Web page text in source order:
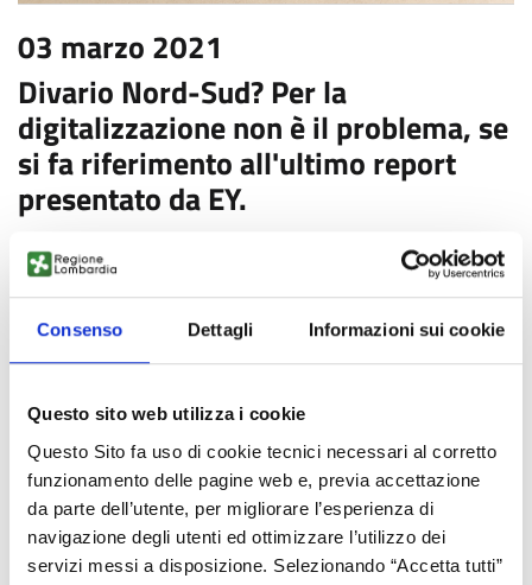
Consenso Dettagli Informazioni sui cookie
Questo sito web utilizza i cookie
Questo Sito fa uso di cookie tecnici necessari al corretto
funzionamento delle pagine web e, previa accettazione
da parte dell’utente, per migliorare l’esperienza di
navigazione degli utenti ed ottimizzare l’utilizzo dei
servizi messi a disposizione. Selezionando “Accetta tutti”
03 marzo 2021
Divario Nord-Sud? Per la
digitalizzazione non è il problema, se
si fa riferimento all'ultimo report
presentato da EY.
L'ultima versione della ricercar EY che riguarda le 107
province italiane sullo sviluppo delle infrastrutture legate alla
tecnologia e all'innovazione presenta delle criticità da
risolvere, ma evidenzia anche il superamento di un gap che
Il livello di efficienza in tale settore può essere ancora
notevolmente migliorato, ma gli ultimi dati permettono di
rivedere alcuni dei classici cliché. Questo però non vuol dire,
stando alle valutazioni di Andrea D'Acunto, Media &
Technology Leader di EY, che l'Italia debba ancora fare
tantissimo nel campo della digitalizzazione.